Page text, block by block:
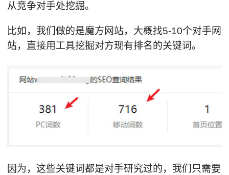
从竞争对手处挖掘。
比如，我们做的是魔方网站，大概找5-10个对手网
站，直接用工具挖掘对方现有排名的关键词。
因为，这些关键词都是对手研究过的，我们只需要